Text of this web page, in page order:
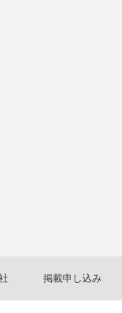
掲載申し込み